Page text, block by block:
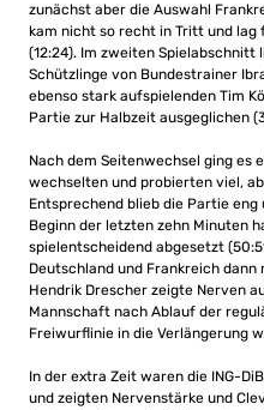
zunächst aber die Auswahl
kam nicht so recht in Tritt und
(12:24). Im zweiten
Schützlinge von Bundestrainer
ebenso stark aufspielenden Tim
Partie zur Halbzeit ausgeglichen
Nach dem Seitenwechsel ging es
wechselten und probierten viel,
Entsprechend blieb die Partie eng
Beginn der letzten zehn Minuten
spielentscheidend abgesetzt
Deutschland und Frankreich dann
Hendrik Drescher zeigte Nerven
Mannschaft nach Ablauf der
Freiwurflinie in die Verlängerung
In der extra Zeit waren die ING-
und zeigten Nervenstärke und